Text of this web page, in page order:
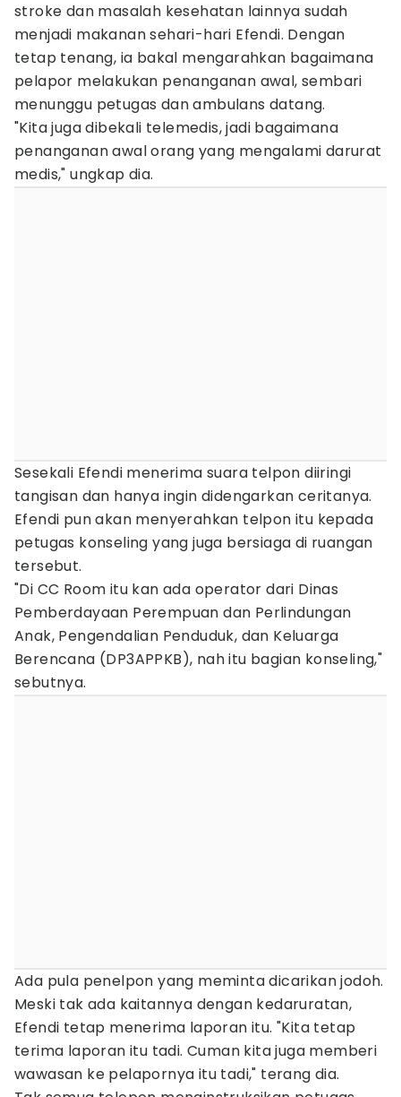
stroke dan masalah kesehatan lainnya sudah
menjadi makanan sehari-hari Efendi. Dengan
tetap tenang, ia bakal mengarahkan bagaimana
pelapor melakukan penanganan awal, sembari
menunggu petugas dan ambulans datang.
"Kita juga dibekali telemedis, jadi bagaimana
penanganan awal orang yang mengalami darurat
medis," ungkap dia.
Sesekali Efendi menerima suara telpon diiringi
tangisan dan hanya ingin didengarkan ceritanya.
Efendi pun akan menyerahkan telpon itu kepada
petugas konseling yang juga bersiaga di ruangan
tersebut.
"Di CC Room itu kan ada operator dari Dinas
Pemberdayaan Perempuan dan Perlindungan
Anak, Pengendalian Penduduk, dan Keluarga
Berencana (DP3APPKB), nah itu bagian konseling,"
sebutnya.
Ada pula penelpon yang meminta dicarikan jodoh.
Meski tak ada kaitannya dengan kedaruratan,
Efendi tetap menerima laporan itu. "Kita tetap
terima laporan itu tadi. Cuman kita juga memberi
wawasan ke pelapornya itu tadi," terang dia.